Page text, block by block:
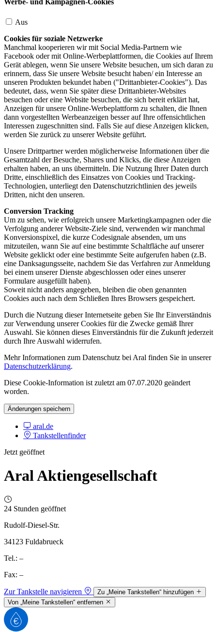
Werbe- und Kampagnen-Cookies
Aus
Cookies für soziale Netzwerke
Manchmal kooperieren wir mit Social Media-Partnern wie
Facebook oder mit Online-Werbeplattformen, die Cookies auf Ihrem
Gerät ablegen, wenn Sie unsere Website besuchen, um sich daran zu
erinnern, dass Sie unsere Website besucht haben/ ein Interesse an
unseren Produkten bekundet haben ("Drittanbieter-Cookies"). Das
bedeutet, dass, wenn Sie später diese Drittanbieter-Websites
besuchen oder eine Website besuchen, die sich bereit erklärt hat,
Anzeigen für unsere Online-Werbeplattform zu schalten, die Ihnen
dann vorgestellten Werbeanzeigen besser auf Ihre offensichtlichen
Interessen zugeschnitten sind. Falls Sie auf diese Anzeigen klicken,
werden Sie zurück zu unserer Website geführt.
Unsere Drittpartner werden möglicherweise Informationen über die
Gesamtzahl der Besuche, Shares und Klicks, die diese Anzeigen
erhalten haben, an uns übermitteln. Die Nutzung Ihrer Daten durch
Dritte, einschließlich des Einsatzes von Cookies und Tracking-
Technologien, unterliegt den Datenschutzrichtlinien des jeweils
Dritten, nicht den unseren.
Conversion Tracking
Um zu sehen, wie erfolgreich unsere Marketingkampagnen oder die
Verfolgung anderer Website-Ziele sind, verwenden wir manchmal
Konversionspixel, die kurze Codesignale absenden, um uns
mitzuteilen, wann Sie auf eine bestimmte Schaltfläche auf unserer
Website geklickt oder eine bestimmte Seite aufgerufen haben (z.B.
eine Danksagungsseite, nachdem Sie das Verfahren zur Anmeldung
bei einem unserer Dienste abgeschlossen oder eines unserer
Formulare ausgefüllt haben).
Soweit nicht anders angegeben, bleiben die oben genannten
Cookies auch nach dem Schließen Ihres Browsers gespeichert.
Durch die Nutzung dieser Internetseite geben Sie Ihr Einverständnis
zur Verwendung unserer Cookies für die Zwecke gemäß Ihrer
Auswahl. Sie können dieses Einverständnis für die Zukunft jederzeit
durch Ihre Auswahl widerrufen.
Mehr Informationen zum Datenschutz bei Aral finden Sie in unserer
Datenschutzerklärung.
Diese Cookie-Information ist zuletzt am 07.07.2020 geändert
worden.
Änderungen speichern
aral.de
Tankstellenfinder
Jetzt geöffnet
Aral Aktiengesellschaft
24 Stunden geöffnet
Rudolf-Diesel-Str.
34123 Fuldabrueck
Tel.: –
Fax: –
Zur Tankstelle navigieren
Zu „Meine Tankstellen“ hinzufügen
Von „Meine Tankstellen“ entfernen